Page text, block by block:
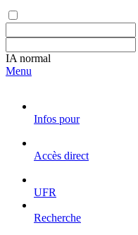
IA normal
Menu
Infos pour
Accès direct
UFR
Recherche